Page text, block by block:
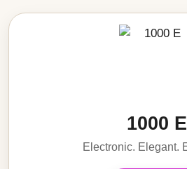
1000 E
Electronic. Elegant.